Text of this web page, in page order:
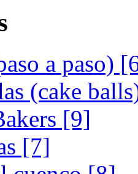
a paso)
(cake
[9]
[7]